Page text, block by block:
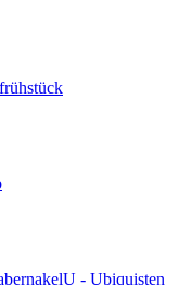
U - Ubiquisten